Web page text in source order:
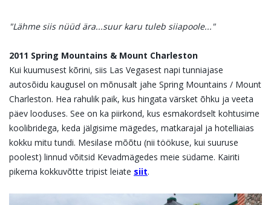
"Lähme siis nüüd ära...suur karu tuleb siiapoole..."
2011 Spring Mountains & Mount Charleston
Kui kuumusest kõrini, siis Las Vegasest napi tunniajase
autosõidu kaugusel on mõnusalt jahe Spring Mountains / Mount
Charleston. Hea rahulik paik, kus hingata värsket õhku ja veeta
päev looduses. See on ka piirkond, kus esmakordselt kohtusime
koolibridega, keda jälgisime mägedes, matkarajal ja hotelliaias
kokku mitu tundi. Mesilase mõõtu (nii töökuse, kui suuruse
poolest) linnud võitsid Kevadmägedes meie südame. Kairiti
pikema kokkuvõtte tripist leiate siit.